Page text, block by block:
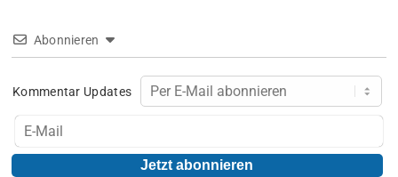
Abonnieren
Kommentar Updates